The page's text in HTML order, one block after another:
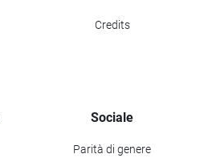
Credits
Sociale
Parità di genere